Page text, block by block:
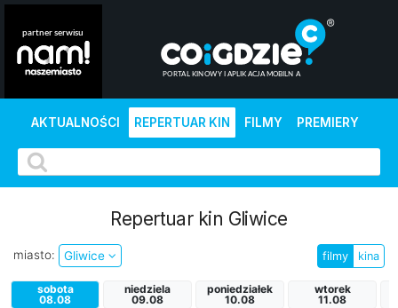
AKTUALNOŚCI REPERTUAR KIN FILMY PREMIERY
Repertuar kin Gliwice
miasto: Gliwice filmy kina
sobota
08.08
niedziela
09.08
poniedziałek
10.08
wtorek
11.08